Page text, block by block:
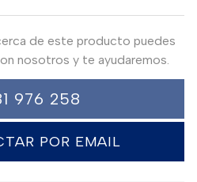
de este producto puedes
nosotros y te ayudaremos.
976 258
POR EMAIL